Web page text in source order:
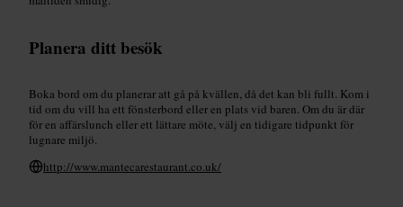
Planera ditt besök
Boka bord om du planerar att gå på kvällen, då det kan bli fullt. Kom i
tid om du vill ha ett fönsterbord eller en plats vid baren. Om du är där
för en affärslunch eller ett lättare möte, välj en tidigare tidpunkt för
lugnare miljö.
http://www.mantecarestaurant.co.uk/